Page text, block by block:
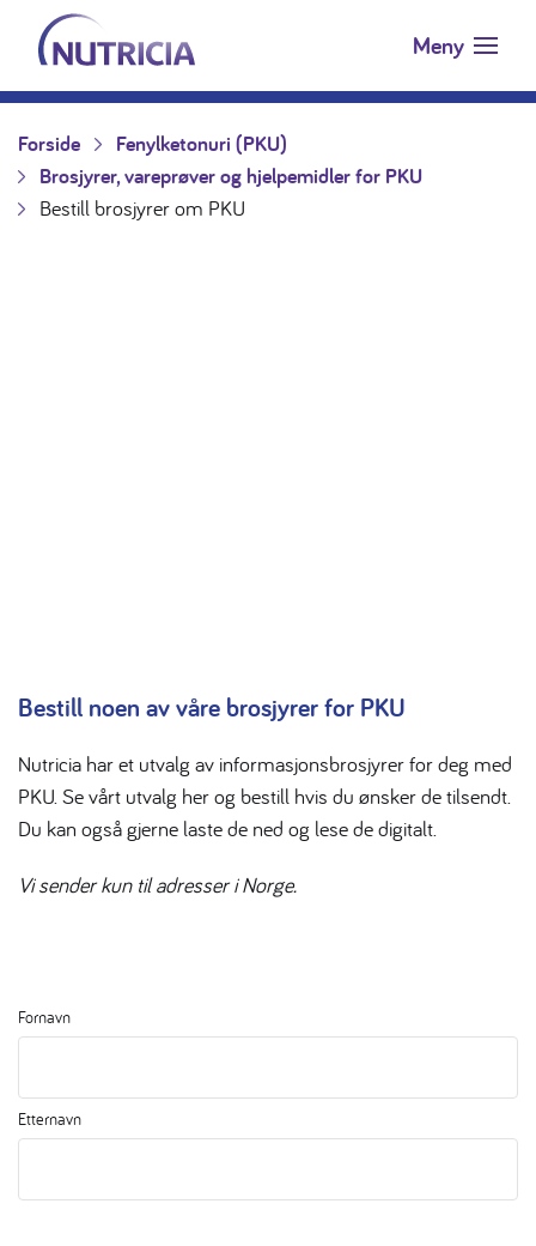
Hopp til innholdet
Nutricia.no Meny
Forside
Fenylketonuri (PKU)
Brosjyrer, vareprøver og hjelpemidler for PKU
Bestill brosjyrer om PKU
Bestill noen av våre brosjyrer for PKU
Nutricia har et utvalg av informasjonsbrosjyrer for deg med
PKU. Se vårt utvalg her og bestill hvis du ønsker de tilsendt.
Du kan også gjerne laste de ned og lese de digitalt.
Vi sender kun til adresser i Norge.
Fornavn
Etternavn